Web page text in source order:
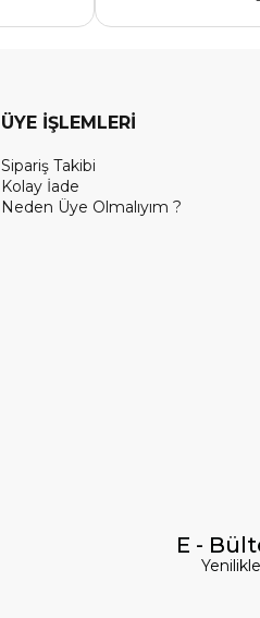
ÜYE İŞLEMLERİ
Sipariş Takibi
Kolay İade
Neden Üye Olmalıyım ?
E -